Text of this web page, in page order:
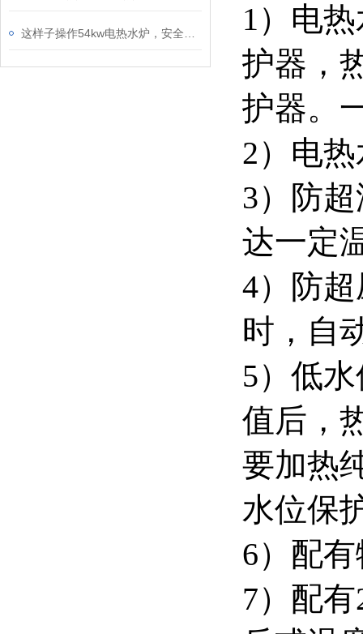
1）电
护器，
护器。
2）电
3）防
达一定
4）防
时，自
5）低
值后，
要加热
水位保
6）配
7）配